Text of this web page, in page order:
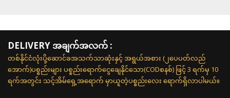
DELIVERY အချက်အလက် :
တစ်နိုင်ငံလုံးပို့ဆောင်ခအသက်သာဆုံးနှင့် အရွယ်အစား (၂ပေပတ်လည်
အောက်)ပစ္စည်းများ ပစ္စည်းရောက်ငွေချေနိုင်သော(CODစနစ်) ဖြင့် 3 ရက်မှ 10
ရက်အတွင်း သင့်အိမ်ရှေ့အရောက် မှာယူတဲ့ပစ္စည်းလေး ရောက်ရှိလာပါမယ်။